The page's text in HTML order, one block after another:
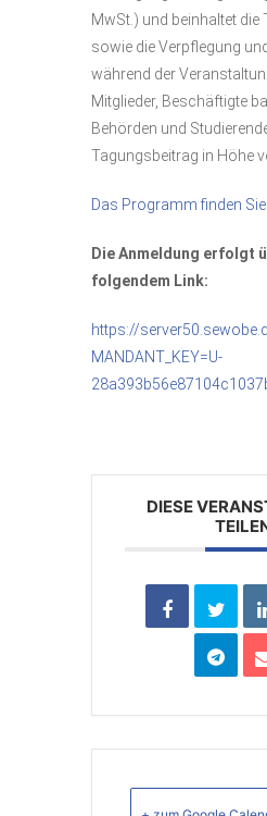
MwSt.) und beinhaltet
sowie die Verpflegung
während der
Mitglieder, Beschäftigte
Behörden und
Tagungsbeitrag in Höhe
Das Programm finden Sie
Die Anmeldung erfolgt
folgendem Link:
https://
MANDANT_KEY=U-
DIESE